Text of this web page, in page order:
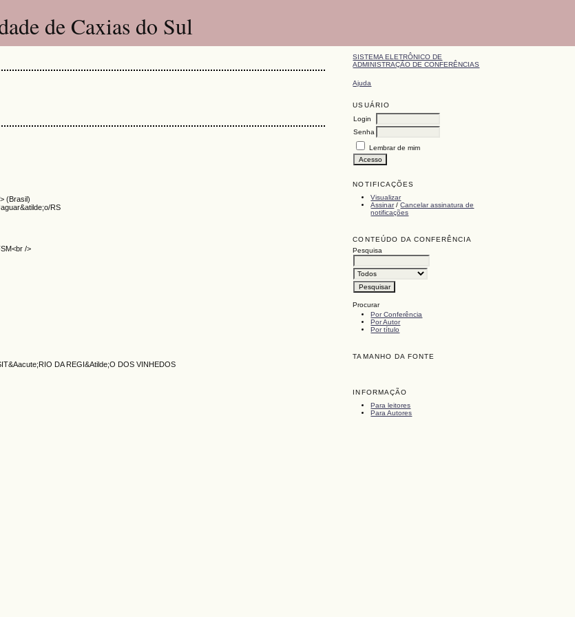
de Caxias do Sul
SISTEMA ELETRÔNICO DE
ADMINISTRAÇÃO DE CONFERÊNCIAS
Ajuda
USUÁRIO
Login
Senha
Lembrar de mim
NOTIFICAÇÕES
Visualizar
Assinar/Cancelar assinatura de
notificações
CONTEÚDO DA CONFERÊNCIA
Pesquisa
Procurar
Por Conferência
Por Autor
Por título
TAMANHO DA FONTE
INFORMAÇÃO
Para leitores
Para Autores
(Brasil)
RS
/>
DA REGI&Atilde;O DOS VINHEDOS